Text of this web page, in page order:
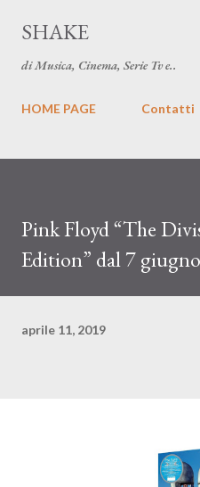
SHAKE
di Musica, Cinema, Serie Tv e..
HOME PAGE Contatti
Pink Floyd “The
Edition” dal 7 giugno
aprile 11, 2019